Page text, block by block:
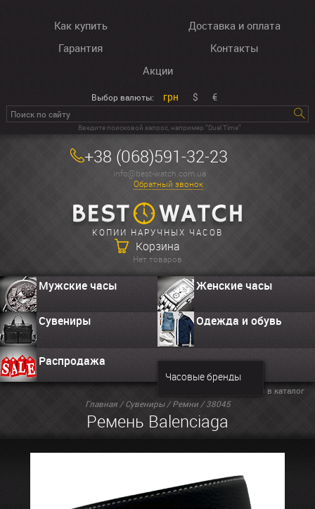
Как купить
Доставка и оплата
Гарантия
Контакты
Акции
Выбор валюты: грн $ €
Введите поисковой запрос, например “Dual Time”
+38 (068)591-32-23
info@best-watch.com.ua
Обратный звонок
КОПИИ НАРУЧНЫХ ЧАСОВ
Корзина
Нет товаров
Мужские часы Женские часы
Сувениры Одежда и обувь
Распродажа
Часовые бренды
Главная/Сувениры/Ремни/ 38045
Ремень Balenciaga
Вернуться в каталог